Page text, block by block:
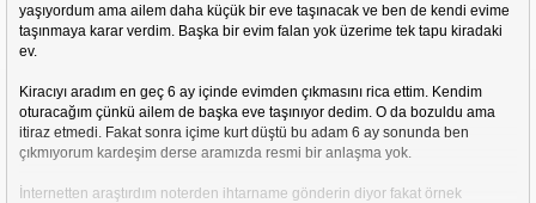
yaşıyordum ama ailem daha küçük bir eve taşınacak ve ben de kendi evime
taşınmaya karar verdim. Başka bir evim falan yok üzerime tek tapu kiradaki
ev.
Kiracıyı aradım en geç 6 ay içinde evimden çıkmasını rica ettim. Kendim
oturacağım çünkü ailem de başka eve taşınıyor dedim. O da bozuldu ama
itiraz etmedi. Fakat sonra içime kurt düştü bu adam 6 ay sonunda ben
çıkmıyorum kardeşim derse aramızda resmi bir anlaşma yok.
İnternetten araştırdım noterden ihtarname gönderin diyor fakat örnek